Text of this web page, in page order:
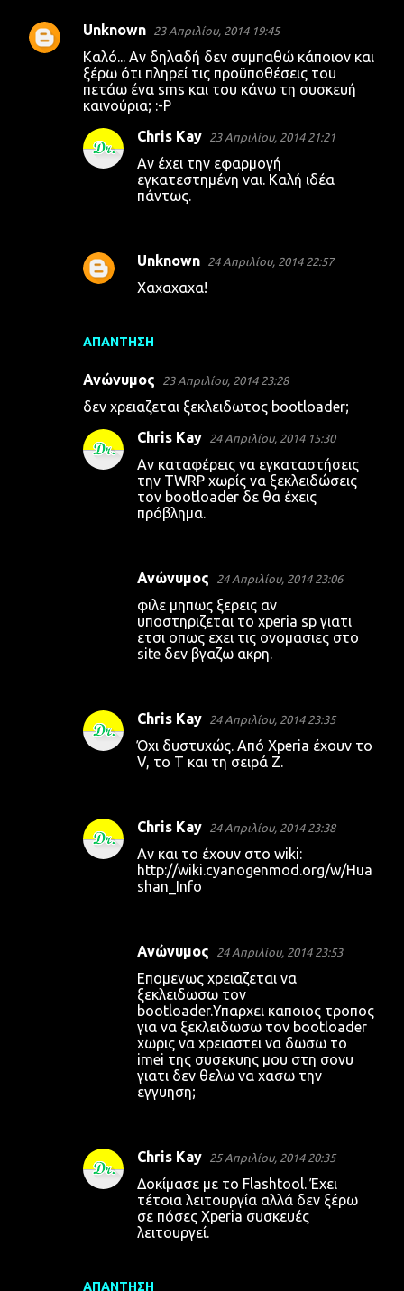
λ
ι
Unknown 23 Απριλίου, 2014 19:45
Καλό... Αν δηλαδή δεν συμπαθώ κάποιον και
ξέρω ότι πληρεί τις προϋποθέσεις του
πετάω ένα sms και του κάνω τη συσκευή
καινούρια; :-P
ΑΠΆΝΤΗΣΗ
Chris Kay 23 Απριλίου, 2014 21:21
Αν έχει την εφαρμογή
εγκατεστημένη ναι. Καλή ιδέα
πάντως.
Unknown 24 Απριλίου, 2014 22:57
Χαχαχαχα!
Ανώνυμος 23 Απριλίου, 2014 23:28
δεν χρειαζεται ξεκλειδωτος bootloader;
ΑΠΆΝΤΗΣΗ
Chris Kay 24 Απριλίου, 2014 15:30
Αν καταφέρεις να εγκαταστήσεις
την TWRP χωρίς να ξεκλειδώσεις
τον bootloader δε θα έχεις
πρόβλημα.
Ανώνυμος 24 Απριλίου, 2014 23:06
φιλε μηπως ξερεις αν
υποστηριζεται το xperia sp γιατι
ετσι οπως εχει τις ονομασιες στο
site δεν βγαζω ακρη.
Chris Kay 24 Απριλίου, 2014 23:35
Όχι δυστυχώς. Από Xperia έχουν το
V, το T και τη σειρά Z.
Chris Kay 24 Απριλίου, 2014 23:38
Αν και το έχουν στο wiki:
http://wiki.cyanogenmod.org/w/Hua
shan_Info
Ανώνυμος 24 Απριλίου, 2014 23:53
Επομενως χρειαζεται να
ξεκλειδωσω τον
bootloader.Υπαρχει καποιος τροπος
για να ξεκλειδωσω τον bootloader
χωρις να χρειαστει να δωσω το
imei της συσεκυης μου στη σονυ
γιατι δεν θελω να χασω την
εγγυηση;
Chris Kay 25 Απριλίου, 2014 20:35
Δοκίμασε με το Flashtool. Έχει
τέτοια λειτουργία αλλά δεν ξέρω
σε πόσες Xperia συσκευές
λειτουργεί.